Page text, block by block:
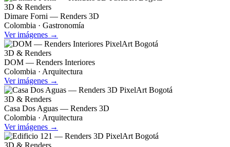
3D & Renders
Dimare Forni — Renders 3D
Colombia · Gastronomía
Ver imágenes →
3D & Renders
DOM — Renders Interiores
Colombia · Arquitectura
Ver imágenes →
3D & Renders
Casa Dos Aguas — Renders 3D
Colombia · Arquitectura
Ver imágenes →
3D & Renders